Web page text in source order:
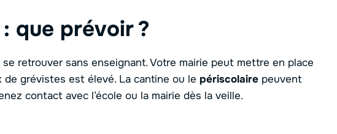
que prévoir ?
retrouver sans enseignant. Votre mairie peut mettre en place
grévistes est élevé. La cantine ou le périscolaire peuvent
contact avec l’école ou la mairie dès la veille.